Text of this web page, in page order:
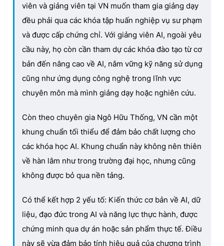
viên và giảng viên tại VN muốn tham gia giảng dạy
đều phải qua các khóa tập huấn nghiệp vụ sư phạm
và được cấp chứng chỉ. Với giảng viên AI, ngoài yêu
cầu này, họ còn cần tham dự các khóa đào tạo từ cơ
bản đến nâng cao về AI, nắm vững kỹ năng sử dụng
cũng như ứng dụng công nghệ trong lĩnh vực
chuyên môn mà mình giảng dạy hoặc nghiên cứu.
Còn theo chuyên gia Ngô Hữu Thống, VN cần một
khung chuẩn tối thiểu để đảm bảo chất lượng cho
các khóa học AI. Khung chuẩn này không nên thiên
về hàn lâm như trong trường đại học, nhưng cũng
không được bỏ qua nền tảng.
Có thể kết hợp 2 yếu tố: Kiến thức cơ bản về AI, dữ
liệu, đạo đức trong AI và năng lực thực hành, được
chứng minh qua dự án hoặc sản phẩm thực tế. Điều
này sẽ vừa đảm bảo tính hiệu quả của chương trình